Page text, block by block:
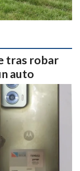
tras robar
auto